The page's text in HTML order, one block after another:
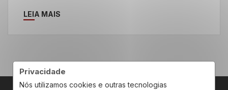
Privacidade
Nós utilizamos cookies e outras tecnologias
LEIA MAIS